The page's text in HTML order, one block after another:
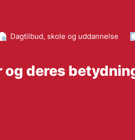
Dagtilbud, skole og uddannelse
deres